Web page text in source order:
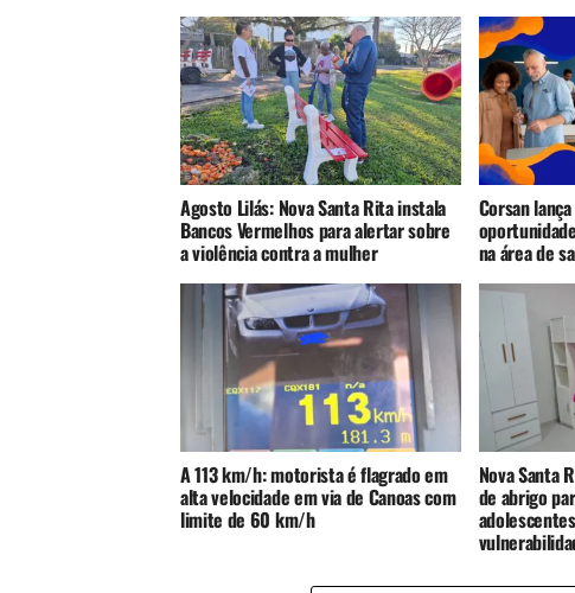
Agosto Lilás: Nova Santa Rita instala
Bancos Vermelhos para alertar sobre
a violência contra a mulher
Corsan
na área de
A 113 km/h: motorista é flagrado em
alta velocidade em via de Canoas com
limite de 60 km/h
Nova Santa
de abrigo